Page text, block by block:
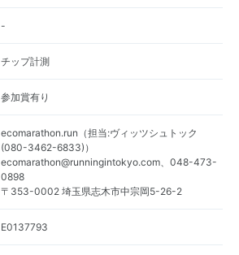
-
チップ計測
参加賞有り
ecomarathon.run（担当:ヴィッツシュトック
(080-3462-6833)）
ecomarathon@runningintokyo.com、048-473-
0898
〒353-0002 埼玉県志木市中宗岡5-26-2
E0137793